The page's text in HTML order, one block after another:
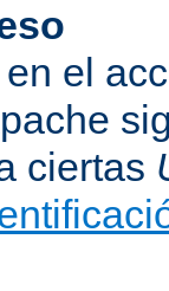
el
ciertas